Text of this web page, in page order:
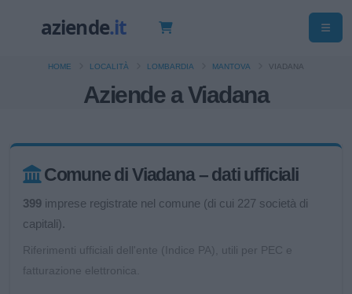
Aziende a Viadana
HOME LOCALITÀ LOMBARDIA MANTOVA VIADANA
Comune di Viadana – dati ufficiali
399 imprese registrate nel comune (di cui 227 società di
capitali).
Riferimenti ufficiali dell'ente (Indice PA), utili per PEC e
fatturazione elettronica.